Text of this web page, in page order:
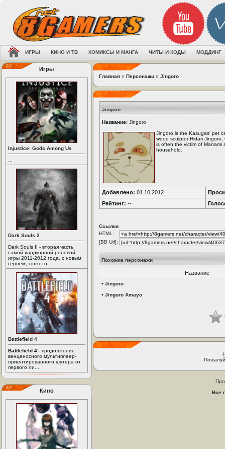
ИГРЫ КИНО И ТВ КОМИКСЫ И МАНГА ЧИТЫ И КОДЫ МОДДИНГ
Игры
Injustice: Gods Among Us
Dark Souls 2
Dark Souls II - вторая часть
самой хардкорной ролевой
игры 2011-2012 года, с новым
героем, сюжето...
Battlefield 4
Battlefield 4 - продолжение
венценосного мультиплеер-
ориентированного шутера от
первого ли...
Кино
Главная » Персонажи » Jingoro
Jingoro
Название: Jingoro
Jingoro is the Kasugas' pet
wood sculptor Hidari
is often the victim of
household.
Добавлено: 01.10.2012
Рейтинг: --
Ссылки
HTML:
[BB Url]:
Похожие персонажи
Название
• Jingoro
• Jingoro Amayo
Все